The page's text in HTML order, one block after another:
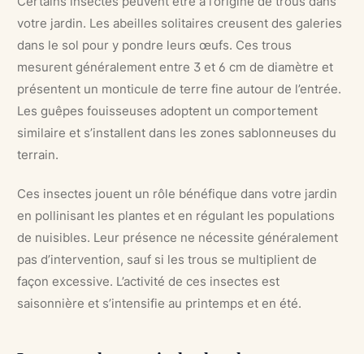
votre jardin. Les abeilles solitaires creusent des galeries
dans le sol pour y pondre leurs œufs. Ces trous
mesurent généralement entre 3 et 6 cm de diamètre et
présentent un monticule de terre fine autour de l’entrée.
Les guêpes fouisseuses adoptent un comportement
similaire et s’installent dans les zones sablonneuses du
terrain.
Ces insectes jouent un rôle bénéfique dans votre jardin
en pollinisant les plantes et en régulant les populations
de nuisibles. Leur présence ne nécessite généralement
pas d’intervention, sauf si les trous se multiplient de
façon excessive. L’activité de ces insectes est
saisonnière et s’intensifie au printemps et en été.